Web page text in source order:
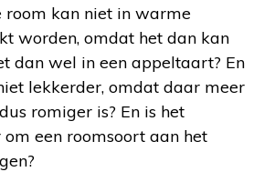
room kan niet in warme
worden, omdat het dan kan
dan wel in een appeltaart? En
lekkerder, omdat daar meer
romiger is? En is het
een roomsoort aan het